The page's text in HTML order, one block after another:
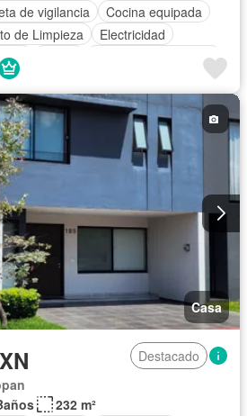
de vigilancia
Cocina equipada
de Limpieza
Electricidad
Recámara con closet
Televisión por cable
Casa
Destacado
232 m²